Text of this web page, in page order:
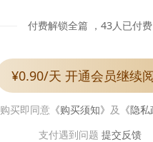
付费解锁全篇 ，43人已付费
¥0.90/天 开通会员继续
购买即同意 《购买须知》 及 《隐私
支付遇到问题 提交反馈